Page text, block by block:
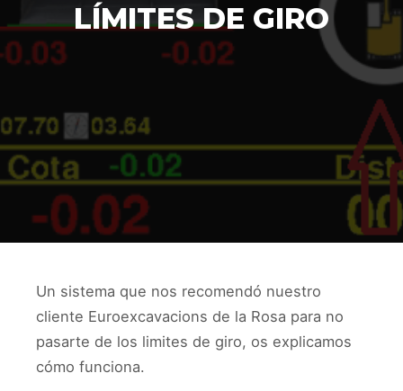
LÍMITES DE GIRO
Un sistema que nos recomendó nuestro
cliente Euroexcavacions de la Rosa para no
pasarte de los limites de giro, os explicamos
cómo funciona.